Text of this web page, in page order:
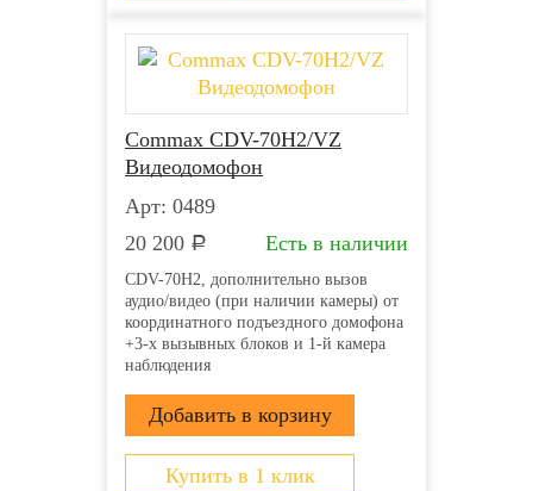
Commax CDV-70H2/VZ
Видеодомофон
Арт: 0489
20 200 Р Есть в наличии
CDV-70H2, дополнительно вызов
аудио/видео (при наличии камеры) от
координатного подъездного домофона
+3-х вызывных блоков и 1-й камера
наблюдения
Купить в 1 клик